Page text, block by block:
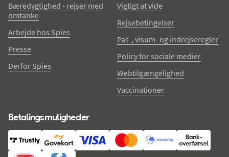
Bæredygtighed - rejser med
omtanke
Arbejde hos Spies
Presse
Derfor Spies
Vigtigt at vide
Rejsebetingelser
Pas-, visum- og indrejseregler
Policy for sociale medier
Webtilgængelighed
Vaccinationer
Betalingsmuligheder